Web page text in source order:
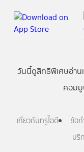
วันนี้ดูสิทธิพิเศษอ่าน
คอม
เกี่ยวกับทรูไอดี ข้อก
บริ